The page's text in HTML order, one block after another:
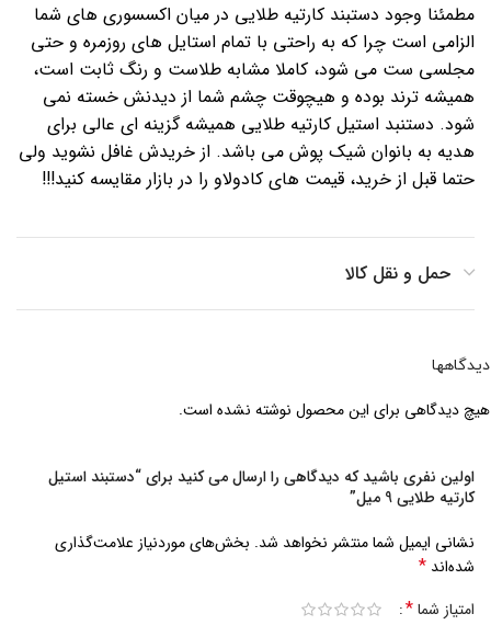
مطمئنا وجود دستبند کارتیه طلایی در میان اکسسوری های شما
الزامی است چرا که به راحتی با تمام استایل های روزمره و حتی
مجلسی ست می شود، کاملا مشابه طلاست و رنگ ثابت است،
همیشه ترند بوده و هیچوقت چشم شما از دیدنش خسته نمی
شود. دستنبد استیل کارتیه طلایی همیشه گزینه ای عالی برای
هدیه به بانوان شیک پوش می باشد. از خریدش غافل نشوید ولی
حتما قبل از خرید، قیمت های کادولاو را در بازار مقایسه کنید!!!
حمل و نقل کالا
دیدگاهها
هیچ دیدگاهی برای این محصول نوشته نشده است.
اولین نفری باشید که دیدگاهی را ارسال می کنید برای “دستبند استیل
کارتیه طلایی 9 میل”
نشانی ایمیل شما منتشر نخواهد شد. بخش‌های موردنیاز علامت‌گذاری
شده‌اند *
امتیاز شما*